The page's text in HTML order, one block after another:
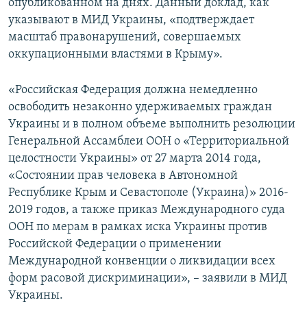
опубликованном на днях. Данный доклад, как
указывают в МИД Украины, «подтверждает
масштаб правонарушений, совершаемых
оккупационными властями в Крыму».
«Российская Федерация должна немедленно
освободить незаконно удерживаемых граждан
Украины и в полном объеме выполнить резолюции
Генеральной Ассамблеи ООН о «Территориальной
целостности Украины» от 27 марта 2014 года,
«Состоянии прав человека в Автономной
Республике Крым и Севастополе (Украина)» 2016-
2019 годов, а также приказ Международного суда
ООН по мерам в рамках иска Украины против
Российской Федерации о применении
Международной конвенции о ликвидации всех
форм расовой дискриминации», – заявили в МИД
Украины.